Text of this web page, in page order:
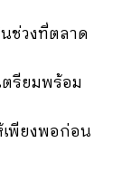
ช่วงที่ตลาด
ตรียมพร้อม
เพียงพอก่อน